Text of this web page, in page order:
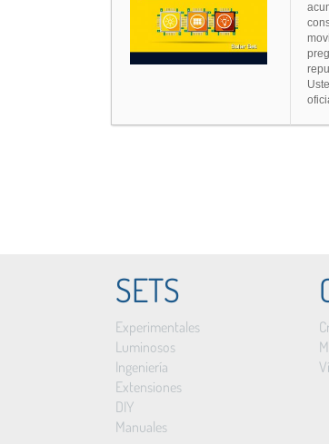
SETS
Experimentales
Luminosos
Ingeniería
Extensiones
DIY
Manuales